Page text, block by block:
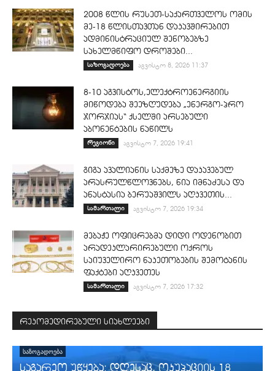
2008 წლის რუსეთ-საქართველოს ომის
მე-18 წლისთავთან დაკავშირებით
ადმინისტრაციულ შენობებზე
სახელმწიფო დროშები...
საზოგადოება აგვისტო 8, 2026 11:37
8-10 აგვისტოს,ელექტროენერგიის
მიწოდება შეეზღუდება „ენერგო-პრო
ჯორჯიას“ ქსელში არსებული
აბონენტების ნაწილს
რეგიონი აგვისტო 7, 2026 19:41
გიგა ავალიანის საქმეზე დაკავებულ
არასრულწლოვნებს, ნია იმნაძესა და
ანასტასია ბერუაშვილს აღკვეთის...
სამართალი აგვისტო 7, 2026 19:34
მებაჟე ოფიცრებმა დიდი ოდენობით
არადეკლარირებული ოქროს
საიუველირო ნაკეთობების შემოტანის
ფაქტები აღკვეთეს
სამართალი აგვისტო 7, 2026 17:32
რეკომედირებული სიახლეები
ᲡᲐᲖᲝᲒᲐᲓᲝᲔᲑᲐ
საგარეო უწყება: დღესაც, ოკუპაციის 18